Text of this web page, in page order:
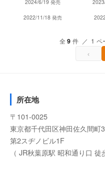
2024/6/19 発売
2022/11/18 発売
全9 件 ／ 1 ペ
‹
所在地
〒101-0025
東京都千代田区神田佐久間町
第2スヂノビル1F
（ JR秋葉原駅 昭和通り口 徒